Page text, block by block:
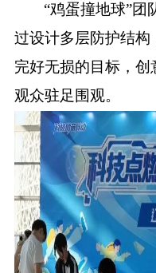
“鸡蛋撞地球”团
过设计多层防护结
完好无损的目标，
观众驻足围观。